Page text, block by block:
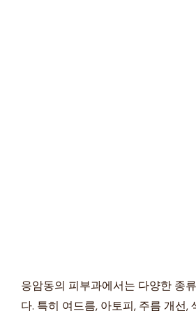
응암동의 피부과에서는 다양한 종
다. 특히 여드름, 아토피, 주름 개선,